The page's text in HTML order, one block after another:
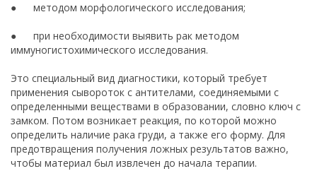
● методом морфологического исследования;
● при необходимости выявить рак методом
иммуногистохимического исследования.
Это специальный вид диагностики, который требует
применения сывороток с антителами, соединяемыми с
определенными веществами в образовании, словно ключ с
замком. Потом возникает реакция, по которой можно
определить наличие рака груди, а также его форму. Для
предотвращения получения ложных результатов важно,
чтобы материал был извлечен до начала терапии.